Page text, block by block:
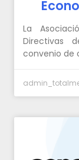
La
Directivas
convenio de